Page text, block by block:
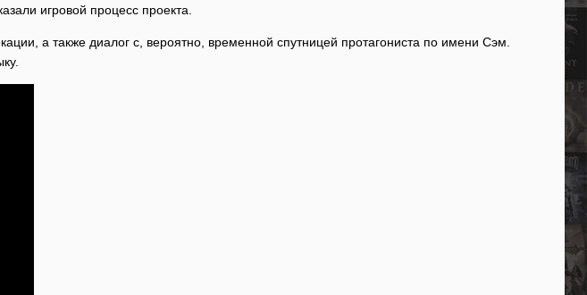
игровой процесс проекта.
а также диалог с, вероятно, временной спутницей протагониста по имени Сэм.